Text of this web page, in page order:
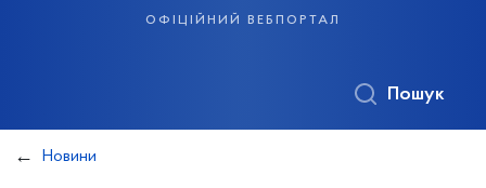
офіційний вебпортал
Пошук
Новини